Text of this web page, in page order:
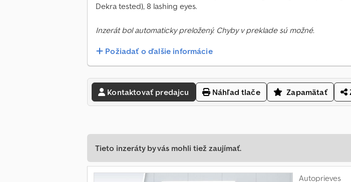
Dekra tested), 8 lashing eyes.
Inzerát bol automaticky preložený. Chyby v preklade sú možné.
Požiadať o ďalšie informácie
Kontaktovať predajcu Náhľad tlače Zapamätať
Tieto inzeráty by vás mohli tiež zaujímať.
Autoprieves